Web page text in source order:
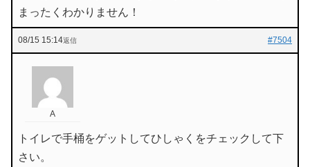
まったくわかりません！
08/15 15:14 #7504
返信
A
トイレで手桶をゲットしてひしゃくをチェックして下
さい。